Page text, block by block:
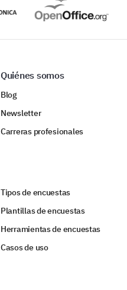
Quiénes somos
Blog
Newsletter
Carreras profesionales
Tipos de encuestas
Plantillas de encuestas
Herramientas de encuestas
Casos de uso